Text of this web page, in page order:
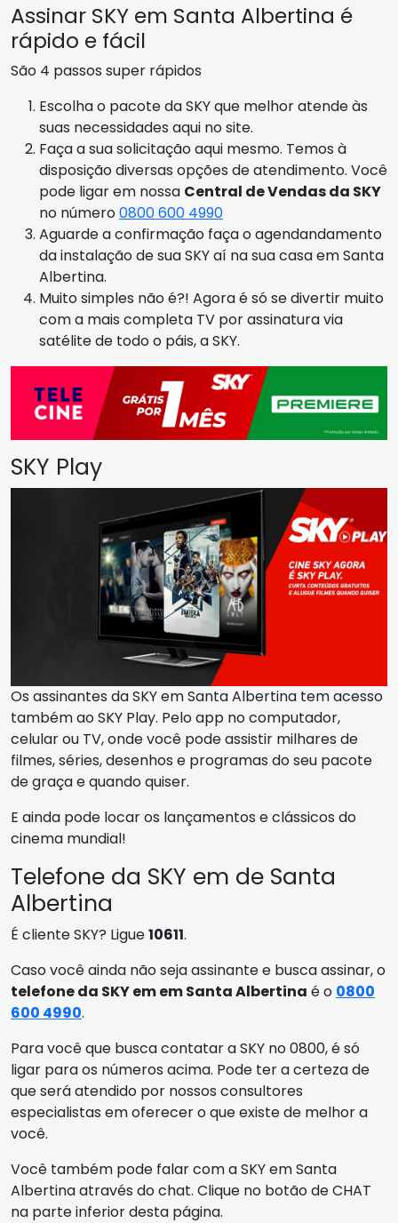
Assinar SKY em Santa Albertina é
rápido e fácil
São 4 passos super rápidos
Escolha o pacote da SKY que melhor atende às
suas necessidades aqui no site.
Faça a sua solicitação aqui mesmo. Temos à
disposição diversas opções de atendimento. Você
pode ligar em nossa Central de Vendas da SKY
no número0800 600 4990
Aguarde a confirmação faça o agendandamento
da instalação de sua SKY aí na sua casa em Santa
Albertina.
Muito simples não é?! Agora é só se divertir muito
com a mais completa TV por assinatura via
satélite de todo o páis, a SKY.
SKY Play
Os assinantes da SKY em Santa Albertina tem acesso
também ao SKY Play. Pelo app no computador,
celular ou TV, onde você pode assistir milhares de
filmes, séries, desenhos e programas do seu pacote
de graça e quando quiser.
E ainda pode locar os lançamentos e clássicos do
cinema mundial!
Telefone da SKY em de Santa
Albertina
É cliente SKY? Ligue10611.
Caso você ainda não seja assinante e busca assinar, o
telefone da SKY em em Santa Albertina é o 0800
600 4990.
Para você que busca contatar a SKY no 0800, é só
ligar para os números acima. Pode ter a certeza de
que será atendido por nossos consultores
especialistas em oferecer o que existe de melhor a
você.
Você também pode falar com a SKY em Santa
Albertina através do chat. Clique no botão de CHAT
na parte inferior desta página.